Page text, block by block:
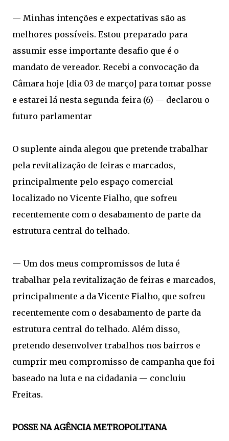
— Minhas intenções e expectativas são as
melhores possíveis. Estou preparado para
assumir esse importante desafio que é o
mandato de vereador. Recebi a convocação da
Câmara hoje [dia 03 de março] para tomar posse
e estarei lá nesta segunda-feira (6) — declarou o
futuro parlamentar
O suplente ainda alegou que pretende trabalhar
pela revitalização de feiras e marcados,
principalmente pelo espaço comercial
localizado no Vicente Fialho, que sofreu
recentemente com o desabamento de parte da
estrutura central do telhado.
— Um dos meus compromissos de luta é
trabalhar pela revitalização de feiras e marcados,
principalmente a da Vicente Fialho, que sofreu
recentemente com o desabamento de parte da
estrutura central do telhado. Além disso,
pretendo desenvolver trabalhos nos bairros e
cumprir meu compromisso de campanha que foi
baseado na luta e na cidadania — concluiu
Freitas.
POSSE NA AGÊNCIA METROPOLITANA